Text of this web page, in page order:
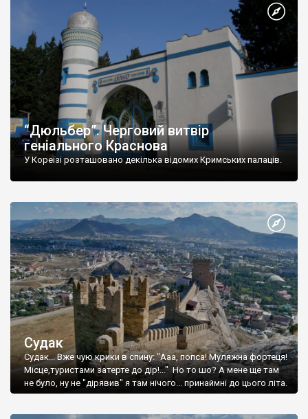
“Дюльбер”. Черговий витвір
геніального Краснова
У Кореїзі розташовано декілька відомих Кримських палаців.
Судак
Судак... Вже чую крики в спину: "Ааа, попса! Муляжна фортеця!
Місце,туристами затерте до дір!..." Но то шо? А мене ще там
не було, ну не "дірявив" я там нічого... принаймні до цього літа.